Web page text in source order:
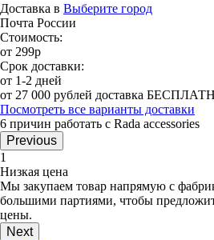
Доставка в Выберите город
Почта России
Стоимость:
от 299р
Срок доставки:
от 1-2 дней
от 27 000 рублей доставка
Посмотреть все варианты доставки
6 причин работать с Rada accessories
Previous
1
Низкая цена
Мы закупаем товар напрямую с
большими партиями, чтобы
цены.
Next